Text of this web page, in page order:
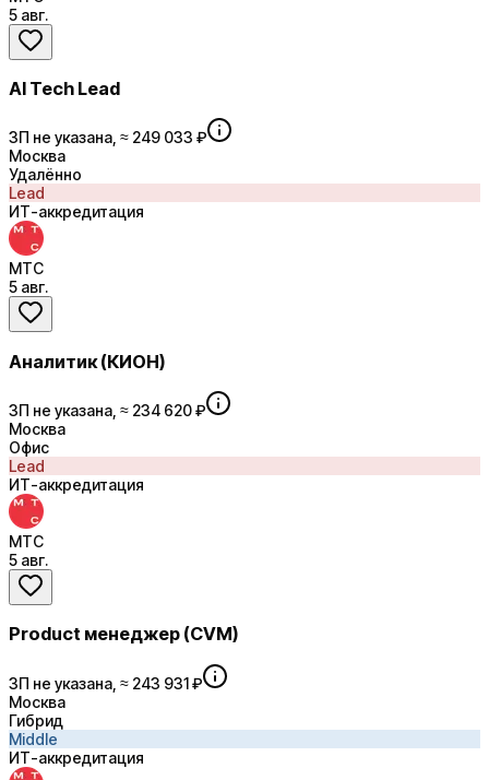
5 авг.
AI Tech Lead
ЗП не указана, ≈ 249 033 ₽
Москва
Удалённо
Lead
ИТ-аккредитация
МТС
5 авг.
Аналитик (КИОН)
ЗП не указана, ≈ 234 620 ₽
Москва
Офис
Lead
ИТ-аккредитация
МТС
5 авг.
Product менеджер (CVM)
ЗП не указана, ≈ 243 931 ₽
Москва
Гибрид
Middle
ИТ-аккредитация